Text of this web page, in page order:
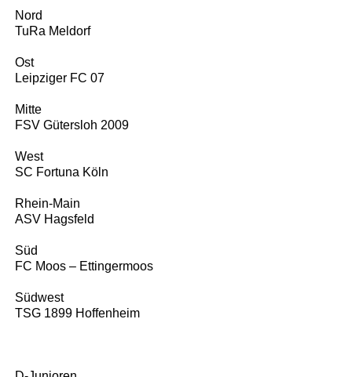
Nord
TuRa Meldorf
Ost
Leipziger FC 07
Mitte
FSV Gütersloh 2009
West
SC Fortuna Köln
Rhein-Main
ASV Hagsfeld
Süd
FC Moos – Ettingermoos
Südwest
TSG 1899 Hoffenheim